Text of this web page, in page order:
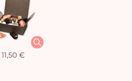
11,50 €